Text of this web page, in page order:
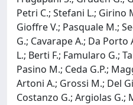
Petri C.; Stefani L.; Girino
Gioffre V.; Pasquale M.;
G.; Cavarape A.; Da Porto
L.; Berti F.; Famularo G.;
Pasino M.; Ceda G.P.;
Artoni A.; Grossi M.; Del
Costanzo G.; Argiolas G.;